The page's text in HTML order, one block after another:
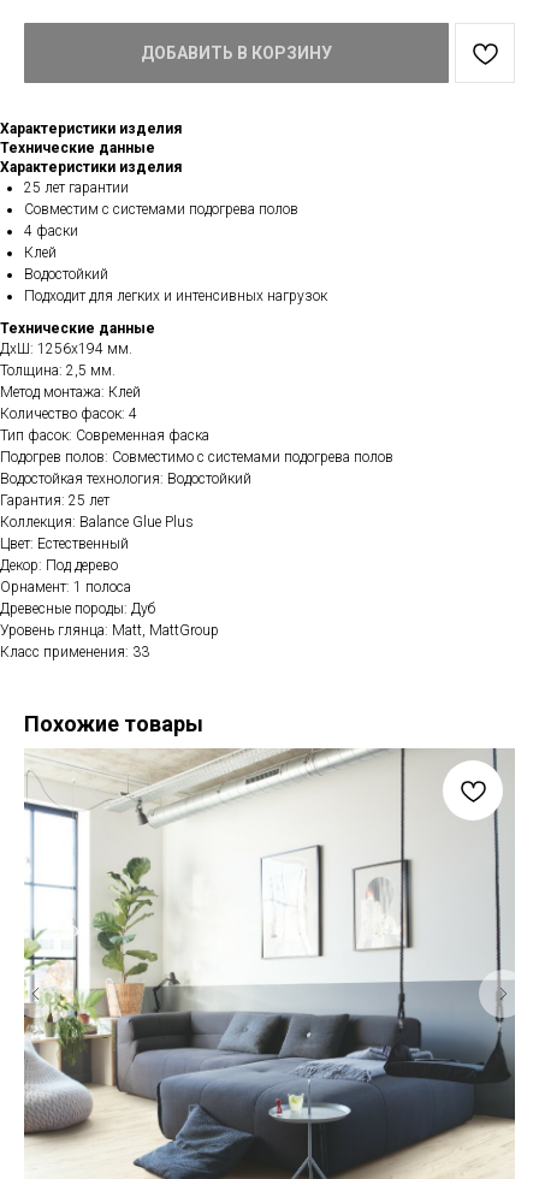
ДОБАВИТЬ В КОРЗИНУ
Характеристики изделия
Технические данные
Характеристики изделия
25 лет гарантии
Совместим с системами подогрева полов
4 фаски
Клей
Водостойкий
Подходит для легких и интенсивных нагрузок
Технические данные
ДхШ: 1256х194 мм.
Толщина: 2,5 мм.
Метод монтажа: Клей
Количество фасок: 4
Тип фасок: Современная фаска
Подогрев полов: Совместимо с системами подогрева полов
Водостойкая технология: Водостойкий
Гарантия: 25 лет
Коллекция: Balance Glue Plus
Цвет: Естественный
Декор: Под дерево
Орнамент: 1 полоса
Древесные породы: Дуб
Уровень глянца: Matt, MattGroup
Класс применения: 33
Похожие товары